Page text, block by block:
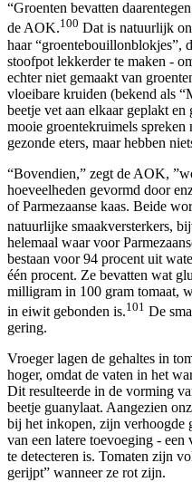
“Groenten bevatten
de AOK.100 Dat is natuurlijk
haar “groentebouillonblokjes”,
stoofpot lekkerder te maken -
echter niet gemaakt van
vloeibare kruiden (bekend als
beetje vet aan elkaar geplakt
mooie groentekruimels
gezonde eters, maar hebben
“Bovendien,” zegt de AOK,
hoeveelheden gevormd door
of Parmezaanse kaas. Beide
natuurlijke smaakversterkers,
helemaal waar voor
bestaan voor 94 procent uit
één procent. Ze bevatten wat
milligram in 100 gram tomaat,
in eiwit gebonden is.101 De
gering.
Vroeger lagen de gehaltes in
hoger, omdat de vaten in het
Dit resulteerde in de vorming
beetje guanylaat. Aangezien
bij het inkopen, zijn verhoogde
van een latere toevoeging -
te detecteren is. Tomaten zijn
gerijpt” wanneer ze rot zijn.